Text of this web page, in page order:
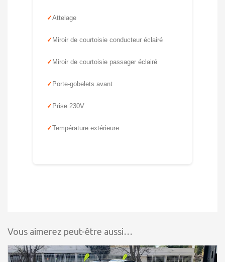
Attelage
Miroir de courtoisie conducteur éclairé
Miroir de courtoisie passager éclairé
Porte-gobelets avant
Prise 230V
Température extérieure
Vous aimerez peut-être aussi…